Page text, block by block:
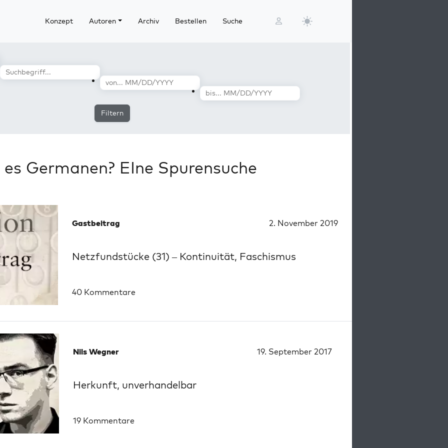
Konzept Autoren Archiv Bestellen Suche
Filtern
Germanen? EIne Spurensuche
Gastbeitrag 2. November 2019
Netzfundstücke (31) – Kontinuität, Faschismus
40 Kommentare
Nils Wegner 19. September 2017
Herkunft, unverhandelbar
19 Kommentare